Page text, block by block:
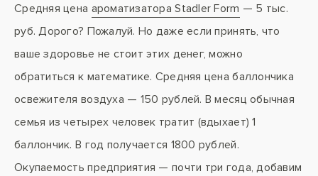
Средняя цена ароматизатора Stadler Form — 5 тыс.
руб. Дорого? Пожалуй. Но даже если принять, что
ваше здоровье не стоит этих денег, можно
обратиться к математике. Средняя цена баллончика
освежителя воздуха — 150 рублей. В месяц обычная
семья из четырех человек тратит (вдыхает) 1
баллончик. В год получается 1800 рублей.
Окупаемость предприятия — почти три года, добавим